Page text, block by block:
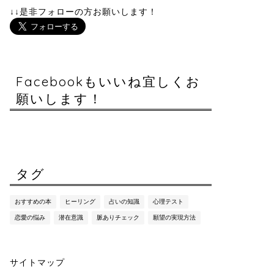
↓↓是非フォローの方お願いします！
Facebookもいいね宜しくお
願いします！
タグ
おすすめの本 ヒーリング 占いの知識 心理テスト
恋愛の悩み 潜在意識 脈ありチェック 願望の実現方法
サイトマップ